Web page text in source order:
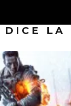
DICE LA